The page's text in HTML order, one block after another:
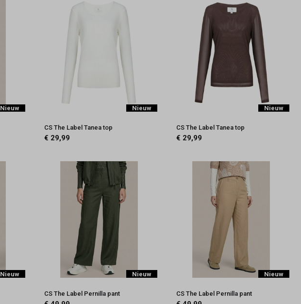
Nieuw Nieuw
CS The Label Tanea top
€ 29,99
Nieuw
CS The Label Tanea top
€ 29,99
Nieuw Nieuw
CS The Label Pernilla pant
Nieuw
CS The Label Pernilla pant